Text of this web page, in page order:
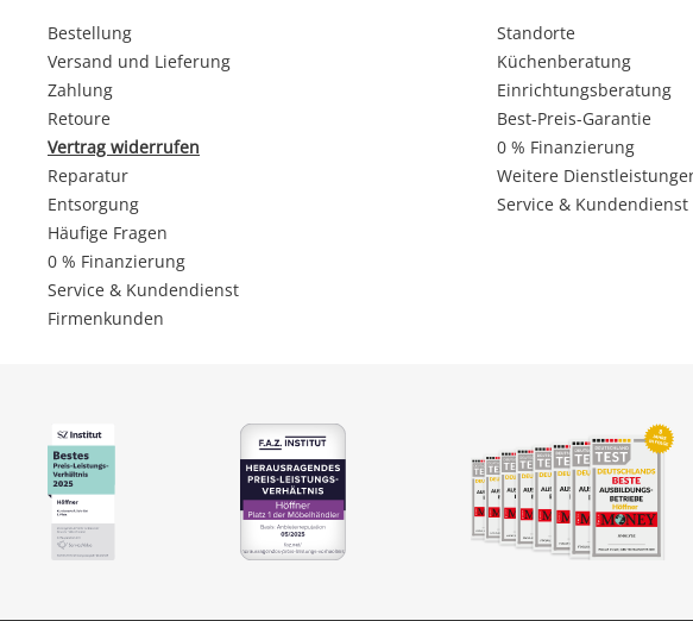
Bestellung
Versand und Lieferung
Zahlung
Retoure
Vertrag widerrufen
Reparatur
Entsorgung
Häufige Fragen
0 % Finanzierung
Service & Kundendienst
Firmenkunden
Standorte
Küchenberatung
Einrichtungsberatung
Best-Preis-Garantie
0 % Finanzierung
Weitere
Service & Kundendienst